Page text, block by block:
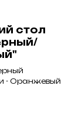
стол
- Оранжевый